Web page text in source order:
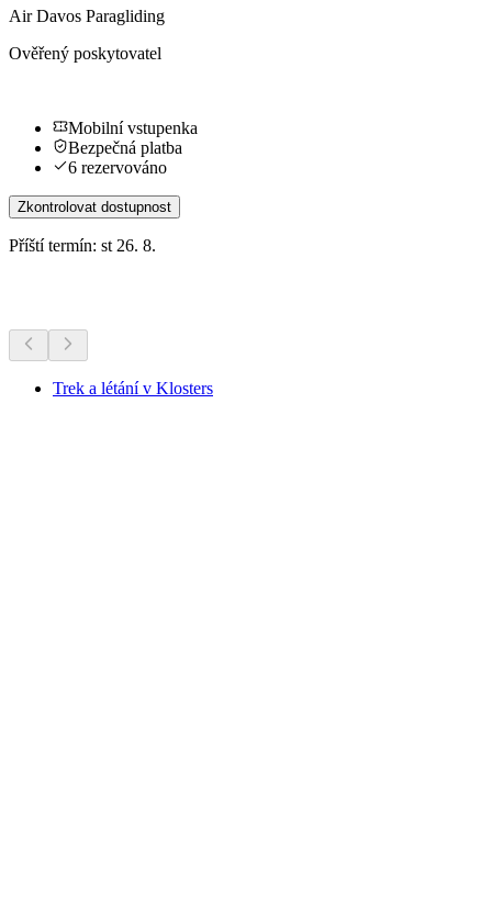
Air Davos Paragliding
Ověřený poskytovatel
Mobilní vstupenka
Bezpečná platba
6 rezervováno
Zkontrolovat dostupnost
Příští termín: st 26. 8.
Trek a létání v Klosters